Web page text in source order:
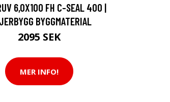
6,0X100 FH C-SEAL 400 |
BYGGMATERIAL
2095 SEK
MER INFO!